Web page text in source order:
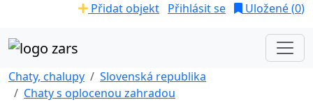
Přidat objekt Přihlásit se Uložené (0)
Chaty, chalupy
Slovenská republika
Chaty s oplocenou zahradou